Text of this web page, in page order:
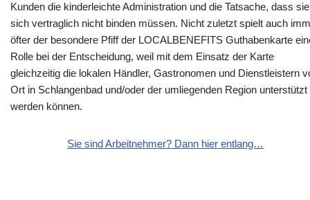
Kunden die kinderleichte Administration und die Tatsache, dass sie
sich vertraglich nicht binden müssen. Nicht zuletzt spielt auch
öfter der besondere Pfiff der LOCALBENEFITS Guthabenkarte
Rolle bei der Entscheidung, weil mit dem Einsatz der Karte
gleichzeitig die lokalen Händler, Gastronomen und Dienstleistern
Ort in Schlangenbad und/oder der umliegenden Region unterstützt
werden können.
Sie sind Arbeitnehmer? Dann hier entlang…